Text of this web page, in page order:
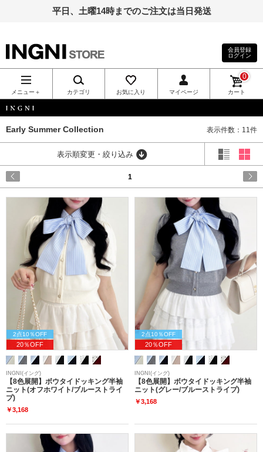
平日、土曜14時までのご注文は当日発送
INGNI（イン
グ）公式通
販｜INGNI
STORE
会員登録
ログイン
メニュー＋ カテゴリ お気に入り マイページ カート
0
Early Summer Collection 表示件数：11件
表示順変更・絞り込み
1
2点10％OFF
20％OFF
INGNI(イング)
【8色展開】ボウタイドッキング半袖
ニット(オフホワイト/ブルーストライ
プ)
￥3,168
2点10％OFF
20％OFF
INGNI(イング)
【8色展開】ボウタイドッキング半袖
ニット(グレー/ブルーストライプ)
￥3,168